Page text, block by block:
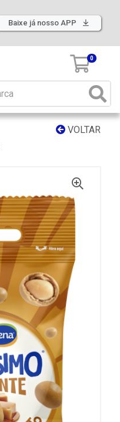
Baixe já nosso APP
0
VOLTAR